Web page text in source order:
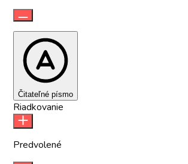
Čitateľné písmo
Riadkovanie
Predvolené